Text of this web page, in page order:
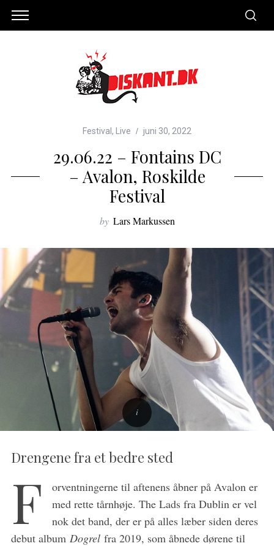
Festival , Live juni 30, 2022
29.06.22 – Fontains DC
– Avalon, Roskilde
Festival
by Lars Markussen
Drengene fra et bedre sted
F
orventningerne til aftenens åbner på Avalon er
med rette tårnhøje. The Lads fra Dublin er vel
nok det band, der er på alles læber siden deres
debut album Dogrelfra 2019, som åbnede dørene til